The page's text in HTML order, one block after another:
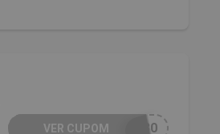
M30
VER CUPOM